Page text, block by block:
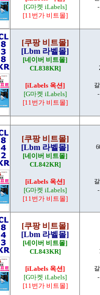
[G마켓 iLabels]
[11번가 비트몰]
[쿠팡 비트몰]
[Lbm 라벨몰]
[네이버 비트몰]
CL838KR]
[iLabels 옥션]
[G마켓 iLabels]
[11번가 비트몰]
[쿠팡 비트몰]
[Lbm 라벨몰]
[네이버 비트몰]
CL842KR]
[iLabels 옥션]
[G마켓 iLabels]
[11번가 비트몰]
[쿠팡 비트몰]
[Lbm 라벨몰]
[네이버 비트몰]
CL843KR]
[iLabels 옥션]
[G마켓 iLabels]
[11번가 비트몰]